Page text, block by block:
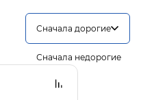
Сначала дорогие
Сначала недорогие